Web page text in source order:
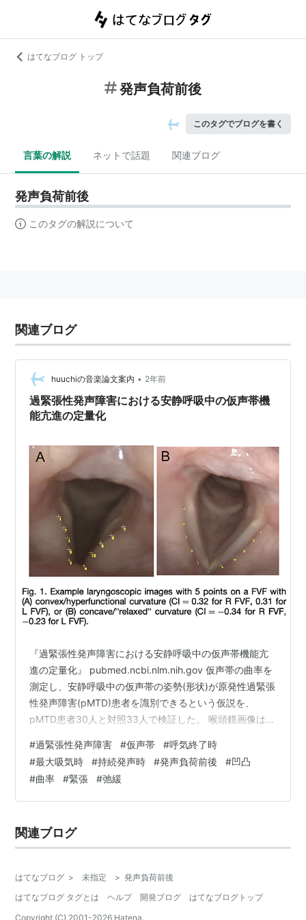
はてなブログ トップ
発声負荷前後
このタグでブログを書く
言葉の解説 ネットで話題 関連ブログ
発声負荷前後
このタグの解説について
関連ブログ
huuchiの音楽論文案内 • 2年前
過緊張性発声障害における安静呼吸中の仮声帯機
能亢進の定量化
『過緊張性発声障害における安静呼吸中の仮声帯機能亢
進の定量化』 pubmed.ncbi.nlm.nih.gov 仮声帯の曲率を
測定し、安静呼吸中の仮声帯の姿勢(形状)が原発性過緊張
性発声障害(pMTD)患者を識別できるという仮説を、
pMTD患者30人と対照33人で検証した。 喉頭鏡画像は、
間の発声負荷タスクの前後の大声での発声中に取得し
た。 結果、仮声帯の曲率（凹=弛緩,凸=緊張 の度合い）
は、呼気終了時に、pMTD群は凸状の輪郭を示したのに
対し、対照群は凹状の輪郭を示した。最大吸気時には、
#過緊張性発声障害 #仮声帯 #呼気終了時
#最大吸気時 #持続発声時 #発声負荷前後 #凹凸
#曲率 #緊張 #弛緩
関連ブログ
はてなブログ > 未指定 > 発声負荷前後
はてなブログ タグとは
ヘルプ 開発ブログ
はてなブログトップ
Copyright (C) 2001-2026 Hatena.